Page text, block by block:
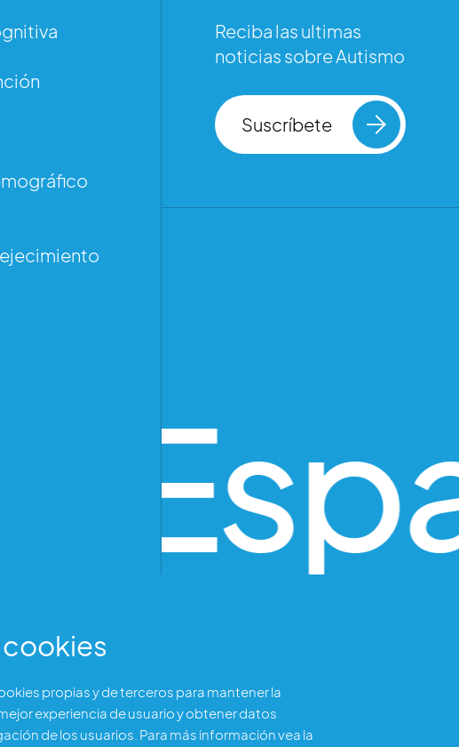
Reciba las ultimas
noticias sobre Autismo
Suscríbete
propias y de terceros para mantener la
experiencia de usuario y obtener datos
de los usuarios. Para más información vea la